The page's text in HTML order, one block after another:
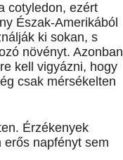
cotyledon, ezért
Észak-Amerikából
ki sokan, s
növényt. Azonban
kell vigyázni, hogy
csak mérsékelten
Érzékenyek
erős napfényt sem